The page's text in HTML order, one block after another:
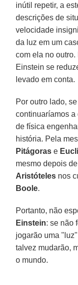
inútil repetir, a
descrições de
velocidade
da luz em um
com ela no
Einstein se
levado em conta.
Por outro lado,
continuaríamos
de física
história. Pela
Pitágoras e
mesmo depois de
Aristóteles nos
Boole.
Portanto, não
Einstein: se não
jogarão uma
talvez mudarão,
o mundo.